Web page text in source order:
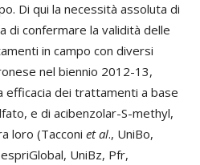
Di qui la necessità assoluta di
di confermare la validità delle
in campo con diversi
nel biennio 2012-13,
efficacia dei trattamenti a base
e di acibenzolar-S-methyl,
loro (Tacconi et al., UniBo,
UniBz, Pfr,